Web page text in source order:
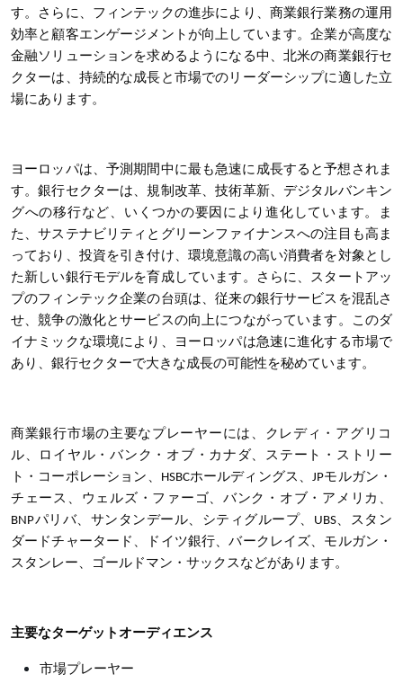
す。さらに、フィンテックの進歩により、商業銀行業務の運用
効率と顧客エンゲージメントが向上しています。企業が高度な
金融ソリューションを求めるようになる中、北米の商業銀行セ
クターは、持続的な成長と市場でのリーダーシップに適した立
場にあります。
ヨーロッパは、予測期間中に最も急速に成長すると予想されま
す。銀行セクターは、規制改革、技術革新、デジタルバンキン
グへの移行など、いくつかの要因により進化しています。ま
た、サステナビリティとグリーンファイナンスへの注目も高ま
っており、投資を引き付け、環境意識の高い消費者を対象とし
た新しい銀行モデルを育成しています。さらに、スタートアッ
プのフィンテック企業の台頭は、従来の銀行サービスを混乱さ
せ、競争の激化とサービスの向上につながっています。このダ
イナミックな環境により、ヨーロッパは急速に進化する市場で
あり、銀行セクターで大きな成長の可能性を秘めています。
商業銀行市場の主要なプレーヤーには、クレディ・アグリコ
ル、ロイヤル・バンク・オブ・カナダ、ステート・ストリー
ト・コーポレーション、HSBCホールディングス、JPモルガン・
チェース、ウェルズ・ファーゴ、バンク・オブ・アメリカ、
BNPパリバ、サンタンデール、シティグループ、UBS、スタン
ダードチャータード、ドイツ銀行、バークレイズ、モルガン・
スタンレー、ゴールドマン・サックスなどがあります。
主要なターゲットオーディエンス
市場プレーヤー